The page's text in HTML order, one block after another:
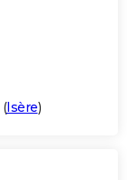
(Isère)